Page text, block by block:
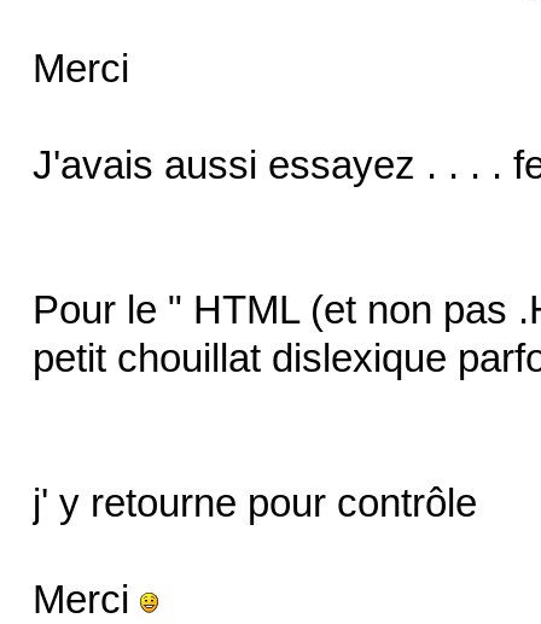
Merci
J'avais aussi essayez . . . .
Pour le " HTML (et non pas
petit chouillat dislexique
j' y retourne pour contrôle
Merci